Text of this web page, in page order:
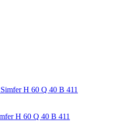
H 60 Q 40 B 411